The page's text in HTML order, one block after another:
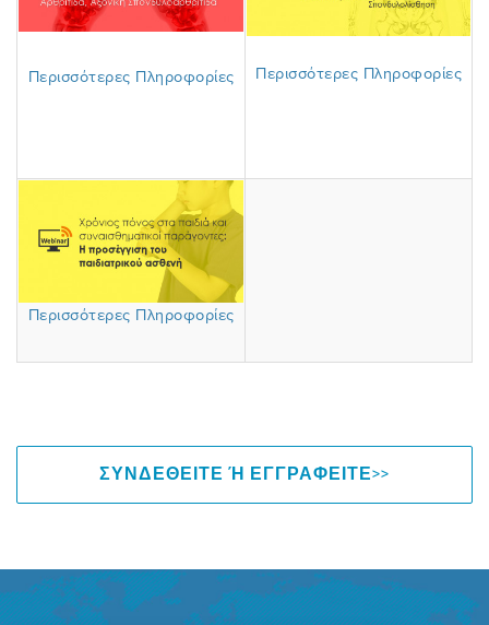
Περισσότερες Πληροφορίες Περισσότερες Πληροφορίες
Περισσότερες Πληροφορίες
ΣΥΝΔΕΘΕΙΤΕ Ή ΕΓΓΡΑΦΕΙΤΕ>>